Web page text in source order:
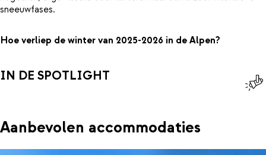
sneeuwfases.
Hoe verliep de winter van 2025-2026 in de Alpen?
IN DE SPOTLIGHT
Aanbevolen accommodaties